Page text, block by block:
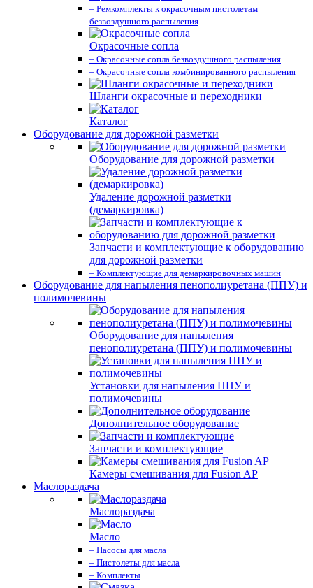
– Ремкомплекты к окрасочным пистолетам
безвоздушного распыления
Окрасочные сопла
– Окрасочные сопла безвоздушного распыления
– Окрасочные сопла комбинированного распыления
Шланги окрасочные и переходники
Каталог
Оборудование для дорожной разметки
Оборудование для дорожной разметки
Удаление дорожной разметки
(демаркировка)
Запчасти и комплектующие к оборудованию
для дорожной разметки
– Комплектующие для демаркировочных машин
Оборудование для напыления пенополиуретана (ППУ) и
полимочевины
Оборудование для напыления
пенополиуретана (ППУ) и полимочевины
Установки для напыления ППУ и
полимочевины
Дополнительное оборудование
Запчасти и комплектующие
Камеры смешивания для Fusion AP
Маслораздача
Маслораздача
Масло
– Насосы для масла
– Пистолеты для масла
– Комплекты